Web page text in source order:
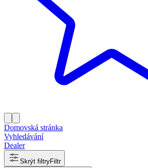
Domovská stránka
Vyhledávání
Dealer
Skrýt filtryFiltr